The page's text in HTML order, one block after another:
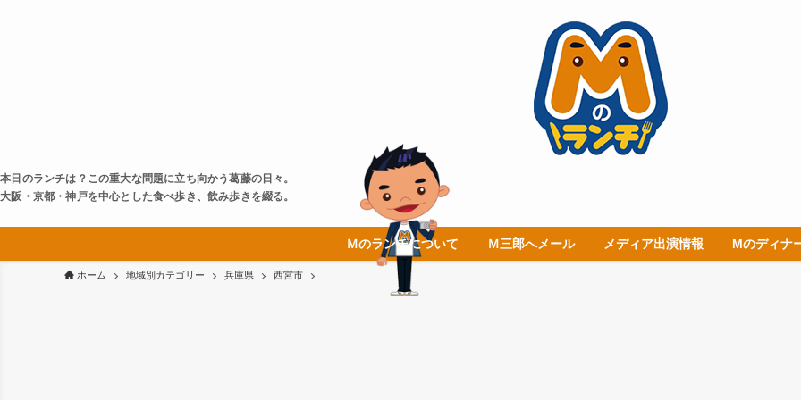
本日のランチは？この重大な問題に立ち向かう葛藤の日々。
大阪・京都・神戸を中心とした食べ歩き、飲み歩きを綴る。
Ｍのランチについて Ｍ三郎へメール メディア出演情報 Mのディナ
ホーム 地域別カテゴリー 兵庫県 西宮市